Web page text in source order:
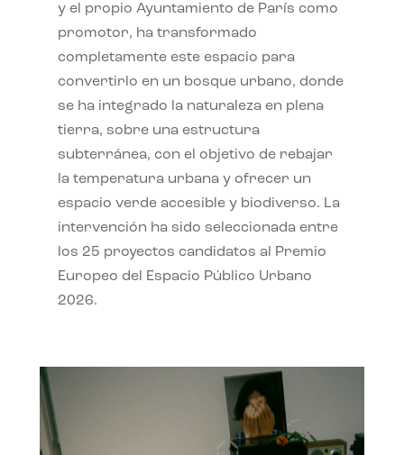
y el propio Ayuntamiento de París como
promotor, ha transformado
completamente este espacio para
convertirlo en un bosque urbano, donde
se ha integrado la naturaleza en plena
tierra, sobre una estructura
subterránea, con el objetivo de rebajar
la temperatura urbana y ofrecer un
espacio verde accesible y biodiverso. La
intervención ha sido seleccionada entre
los 25 proyectos candidatos al Premio
Europeo del Espacio Público Urbano
2026.